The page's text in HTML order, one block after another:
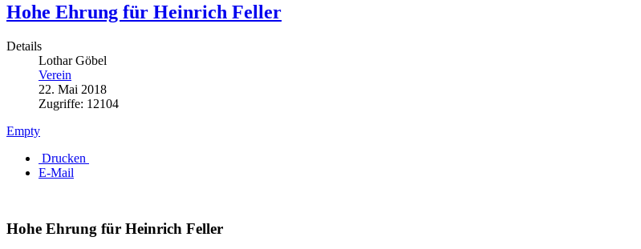
Hohe Ehrung für Heinrich Feller
Details
Lothar Göbel
Verein
22. Mai 2018
Zugriffe: 12104
Empty
Drucken
E-Mail
Hohe Ehrung für Heinrich Feller